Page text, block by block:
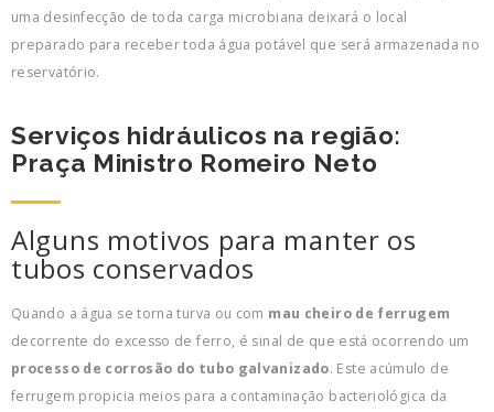
uma desinfecção de toda carga microbiana deixará o local
preparado para receber toda água potável que será armazenada no
reservatório.
Serviços hidráulicos na região:
Praça Ministro Romeiro Neto
Alguns motivos para manter os
tubos conservados
Quando a água se torna turva ou com mau cheiro de ferrugem
decorrente do excesso de ferro, é sinal de que está ocorrendo um
processo de corrosão do tubo galvanizado. Este acúmulo de
ferrugem propicia meios para a contaminação bacteriológica da